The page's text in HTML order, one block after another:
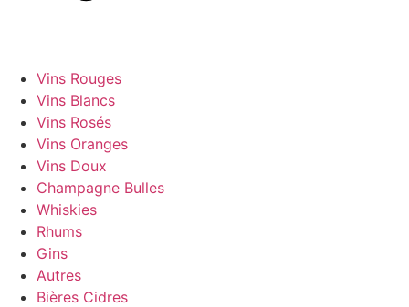
Vins Rouges
Vins Blancs
Vins Rosés
Vins Oranges
Vins Doux
Champagne Bulles
Whiskies
Rhums
Gins
Autres
Bières Cidres